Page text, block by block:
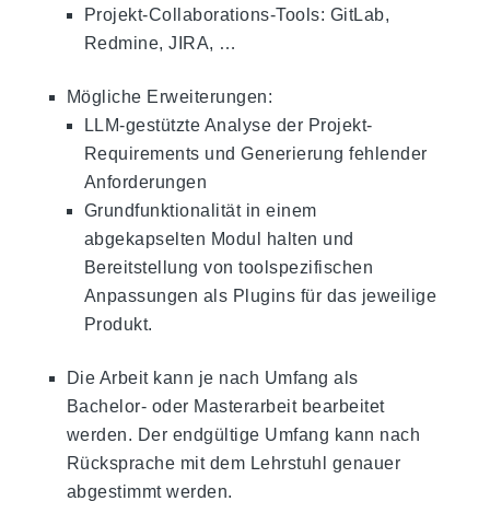
Projekt-Collaborations-Tools: GitLab,
Redmine, JIRA, …
Mögliche Erweiterungen:
LLM-gestützte Analyse der Projekt-
Requirements und Generierung fehlender
Anforderungen
Grundfunktionalität in einem
abgekapselten Modul halten und
Bereitstellung von toolspezifischen
Anpassungen als Plugins für das jeweilige
Produkt.
Die Arbeit kann je nach Umfang als
Bachelor- oder Masterarbeit bearbeitet
werden. Der endgültige Umfang kann nach
Rücksprache mit dem Lehrstuhl genauer
abgestimmt werden.